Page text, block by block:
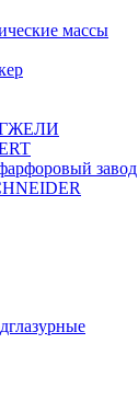
массы
завод